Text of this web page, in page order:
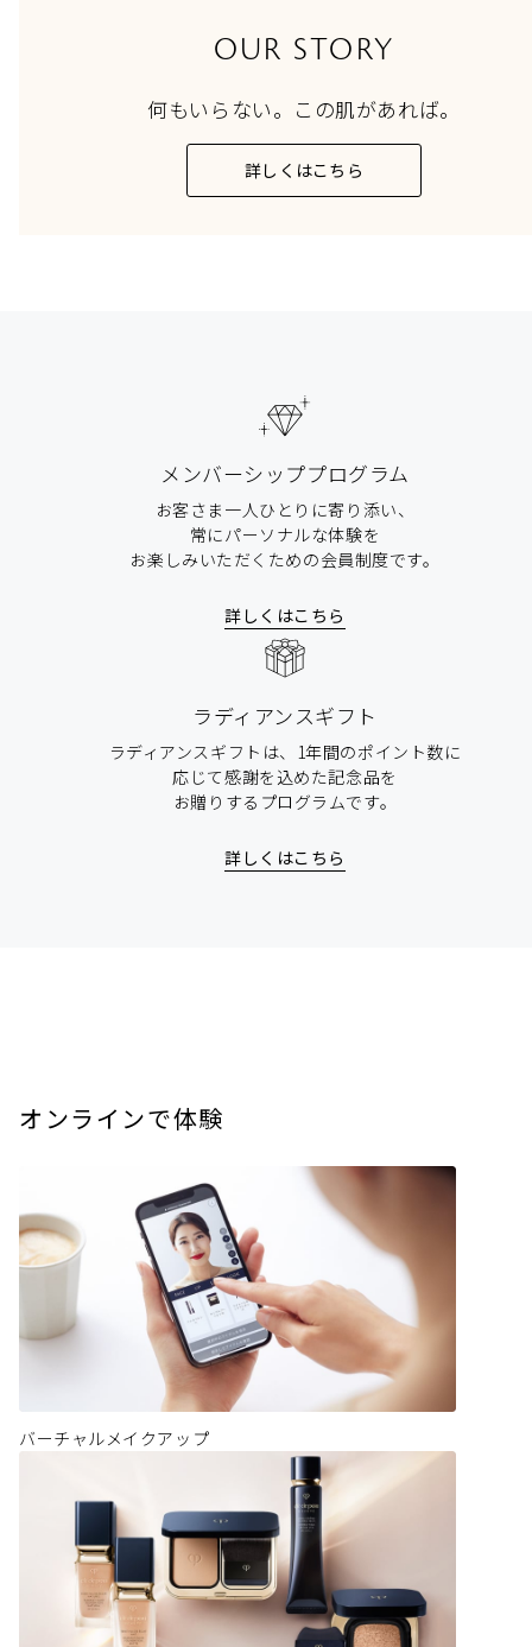
OUR STORY
何もいらない。この肌があれば。
詳しくはこちら
メンバーシッププログラム
お客さま一人ひとりに寄り添い、
常にパーソナルな体験を
お楽しみいただくための会員制度です。
詳しくはこちら
ラディアンスギフト
ラディアンスギフトは、1年間のポイント数に
応じて感謝を込めた記念品を
お贈りするプログラムです。
詳しくはこちら
オンラインで体験
バーチャルメイクアップ